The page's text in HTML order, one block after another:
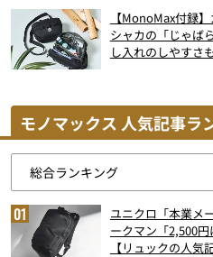
【MonoMax付録
シャカの「じゃば
し入れのしやすさ
モノマックス 人気記事ラ
ユニクロ「本業メ
ークマン「2,500
【リュックの人気